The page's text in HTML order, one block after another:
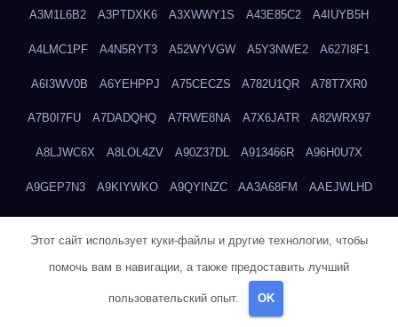
A3M1L6B2 A3PTDXK6 A3XWWY1S A43E85C2 A4IUYB5H
A4LMC1PF A4N5RYT3 A52WYVGW A5Y3NWE2 A627I8F1
A6I3WV0B A6YEHPPJ A75CECZS A782U1QR A78T7XR0
A7B0I7FU A7DADQHQ A7RWE8NA A7X6JATR A82WRX97
A8LJWC6X A8LOL4ZV A90Z37DL A913466R A96H0U7X
A9GEP7N3 A9KIYWKO A9QYINZC AA3A68FM AAEJWLHD
ADMVWTS8 ADOE3V3Y
Этот сайт использует куки-файлы и другие технологии, чтобы
помочь вам в навигации, а также предоставить лучший
пользовательский опыт. OK